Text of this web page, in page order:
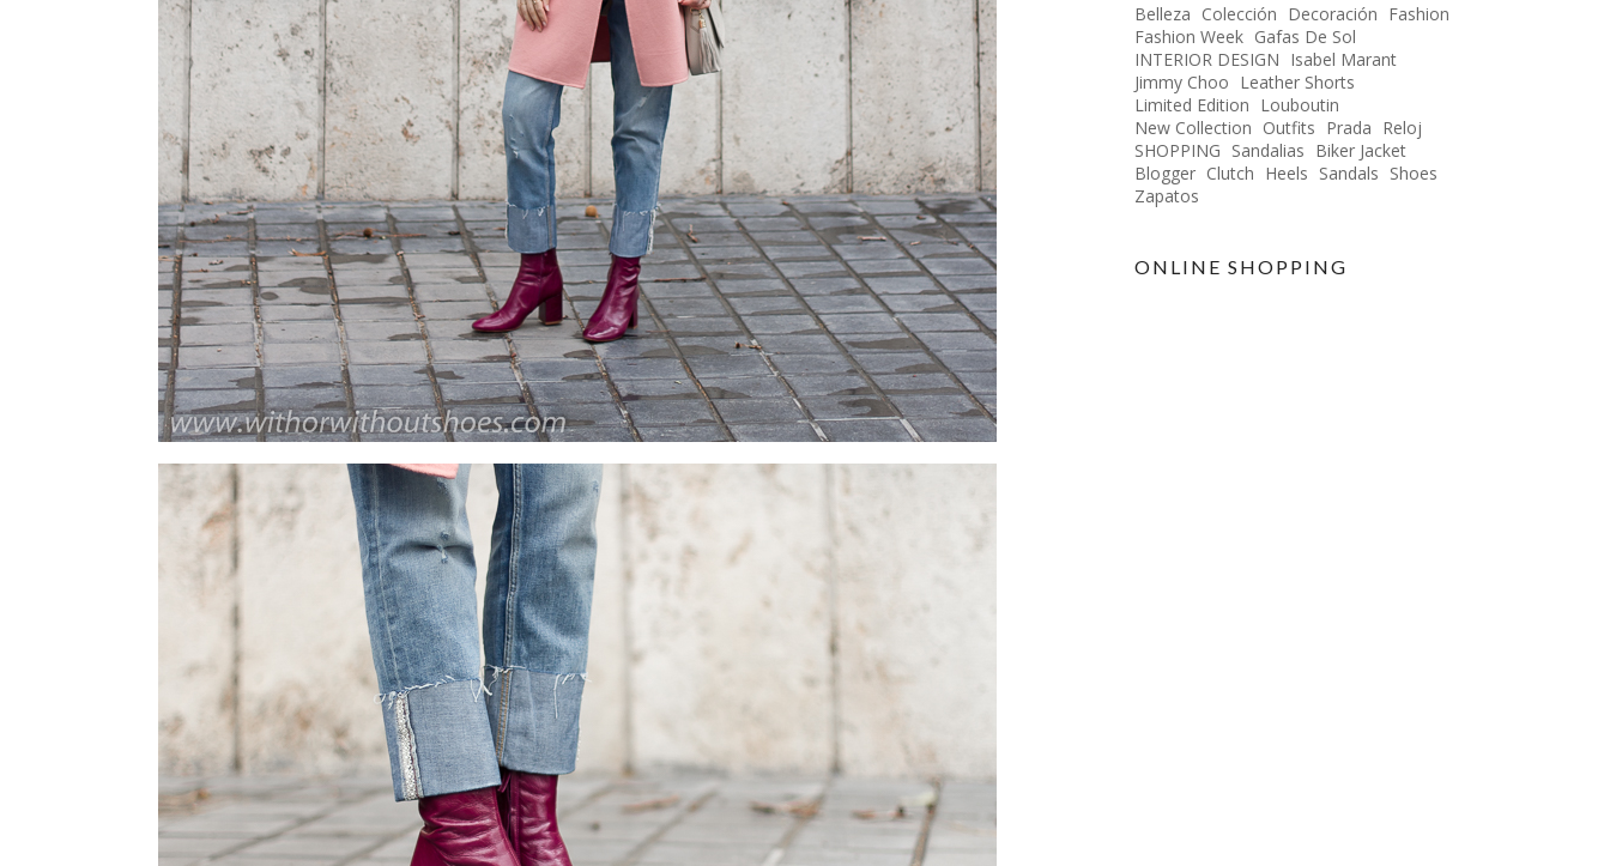
Belleza Colección Decoración Fashion
Fashion Week Gafas De Sol
INTERIOR DESIGN Isabel Marant
Jimmy Choo Leather Shorts
Limited Edition Louboutin
New Collection Outfits Prada Reloj
SHOPPING Sandalias Biker Jacket
Blogger Clutch Heels Sandals Shoes
Zapatos
ONLINE SHOPPING